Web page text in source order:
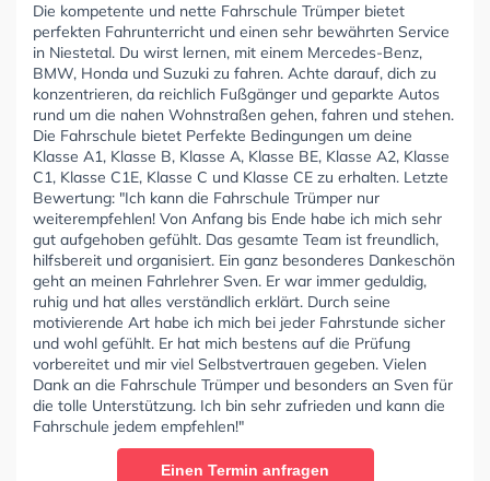
Die kompetente und nette Fahrschule Trümper bietet
perfekten Fahrunterricht und einen sehr bewährten Service
in Niestetal. Du wirst lernen, mit einem Mercedes-Benz,
BMW, Honda und Suzuki zu fahren. Achte darauf, dich zu
konzentrieren, da reichlich Fußgänger und geparkte Autos
rund um die nahen Wohnstraßen gehen, fahren und stehen.
Die Fahrschule bietet Perfekte Bedingungen um deine
Klasse A1, Klasse B, Klasse A, Klasse BE, Klasse A2, Klasse
C1, Klasse C1E, Klasse C und Klasse CE zu erhalten. Letzte
Bewertung: "Ich kann die Fahrschule Trümper nur
weiterempfehlen! Von Anfang bis Ende habe ich mich sehr
gut aufgehoben gefühlt. Das gesamte Team ist freundlich,
hilfsbereit und organisiert. Ein ganz besonderes Dankeschön
geht an meinen Fahrlehrer Sven. Er war immer geduldig,
ruhig und hat alles verständlich erklärt. Durch seine
motivierende Art habe ich mich bei jeder Fahrstunde sicher
und wohl gefühlt. Er hat mich bestens auf die Prüfung
vorbereitet und mir viel Selbstvertrauen gegeben. Vielen
Dank an die Fahrschule Trümper und besonders an Sven für
die tolle Unterstützung. Ich bin sehr zufrieden und kann die
Fahrschule jedem empfehlen!"
Einen Termin anfragen